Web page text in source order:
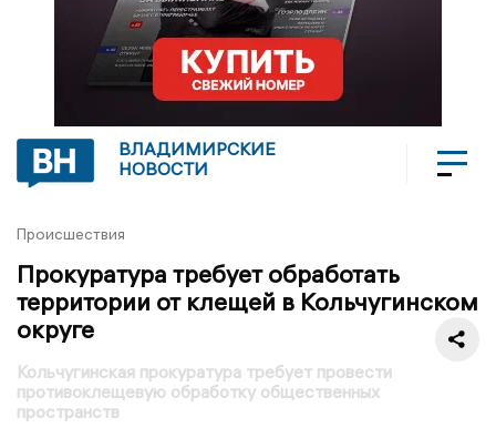
ВЛАДИМИРСКИЕ
НОВОСТИ
Происшествия
Прокуратура требует обработать
территории от клещей в Кольчугинском
округе
Кольчугинская прокуратура требует провести
противоклещевую обработку общественных
пространств